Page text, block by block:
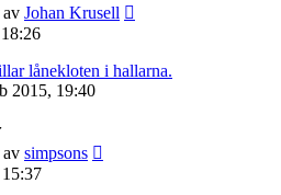
av Johan Krusell
lånekloten i hallarna.
2015, 19:40
av simpsons